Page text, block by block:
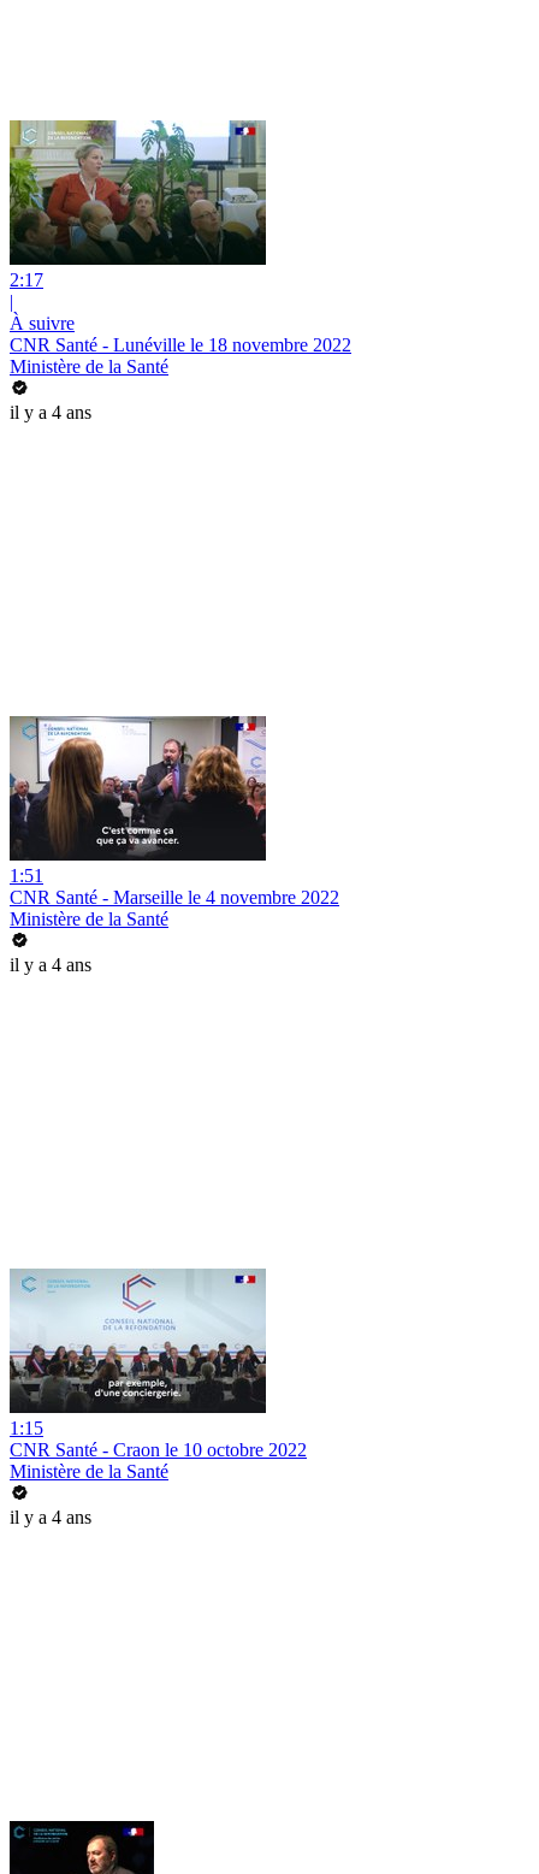
2:17
|
À suivre
CNR Santé - Lunéville le 18 novembre 2022
Ministère de la Santé
il y a 4 ans
1:51
CNR Santé - Marseille le 4 novembre 2022
Ministère de la Santé
il y a 4 ans
1:15
CNR Santé - Craon le 10 octobre 2022
Ministère de la Santé
il y a 4 ans